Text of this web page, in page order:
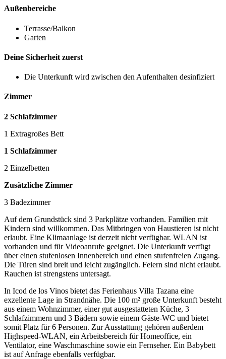
Außenbereiche
Terrasse/Balkon
Garten
Deine Sicherheit zuerst
Die Unterkunft wird zwischen den Aufenthalten desinfiziert
Zimmer
2 Schlafzimmer
1 Extragroßes Bett
1 Schlafzimmer
2 Einzelbetten
Zusätzliche Zimmer
3 Badezimmer
Auf dem Grundstück sind 3 Parkplätze vorhanden. Familien mit
Kindern sind willkommen. Das Mitbringen von Haustieren ist nicht
erlaubt. Eine Klimaanlage ist derzeit nicht verfügbar. WLAN ist
vorhanden und für Videoanrufe geeignet. Die Unterkunft verfügt
über einen stufenlosen Innenbereich und einen stufenfreien Zugang.
Die Türen sind breit und leicht zugänglich. Feiern sind nicht erlaubt.
Rauchen ist strengstens untersagt.
In Icod de los Vinos bietet das Ferienhaus Villa Tazana eine
exzellente Lage in Strandnähe. Die 100 m² große Unterkunft besteht
aus einem Wohnzimmer, einer gut ausgestatteten Küche, 3
Schlafzimmern und 3 Bädern sowie einem Gäste-WC und bietet
somit Platz für 6 Personen. Zur Ausstattung gehören außerdem
Highspeed-WLAN, ein Arbeitsbereich für Homeoffice, ein
Ventilator, eine Waschmaschine sowie ein Fernseher. Ein Babybett
ist auf Anfrage ebenfalls verfügbar.